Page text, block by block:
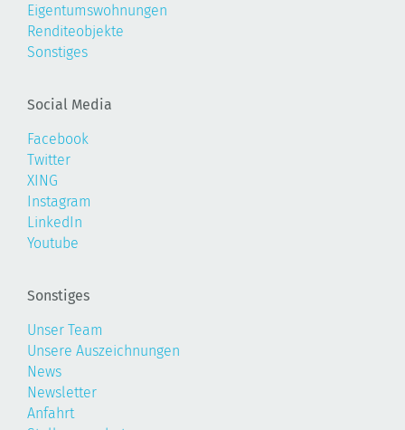
Eigentumswohnungen
Renditeobjekte
Sonstiges
Social Media
Facebook
Twitter
XING
Instagram
LinkedIn
Youtube
Sonstiges
Unser Team
Unsere Auszeichnungen
News
Newsletter
Anfahrt